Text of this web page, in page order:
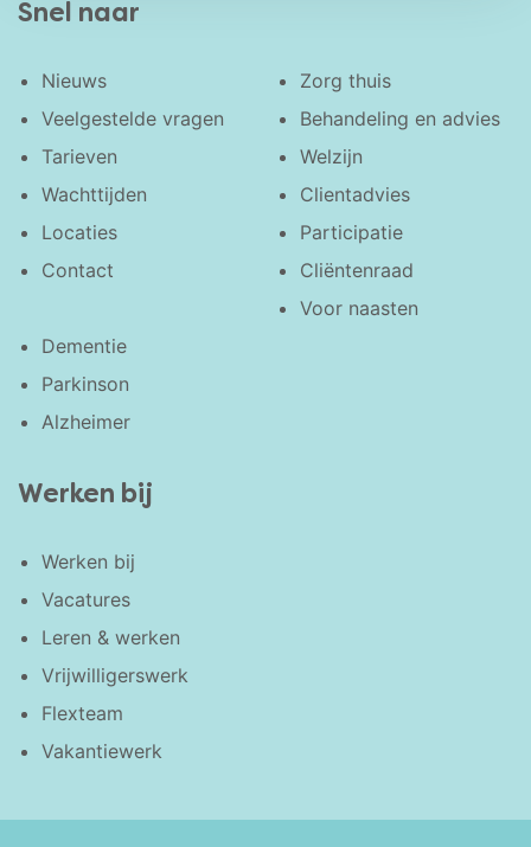
Snel naar
Nieuws
Veelgestelde vragen
Tarieven
Wachttijden
Locaties
Contact
Zorg thuis
Behandeling en advies
Welzijn
Clientadvies
Participatie
Cliëntenraad
Voor naasten
Dementie
Parkinson
Alzheimer
Werken bij
Werken bij
Vacatures
Leren & werken
Vrijwilligerswerk
Flexteam
Vakantiewerk